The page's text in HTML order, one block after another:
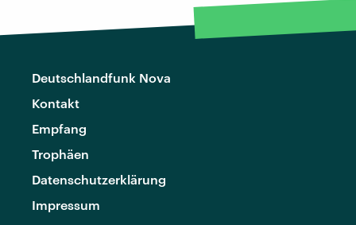
Deutschlandfunk Nova
Kontakt
Empfang
Trophäen
Datenschutzerklärung
Impressum